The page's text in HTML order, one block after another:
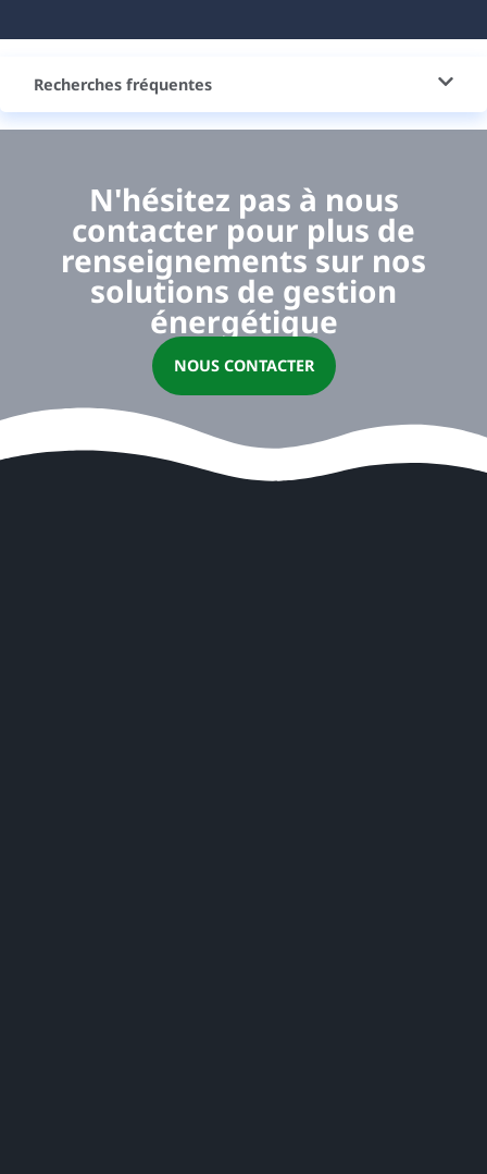
Recherches fréquentes
N'hésitez pas à nous
contacter pour plus de
renseignements sur nos
solutions de gestion
énergétique
NOUS CONTACTER